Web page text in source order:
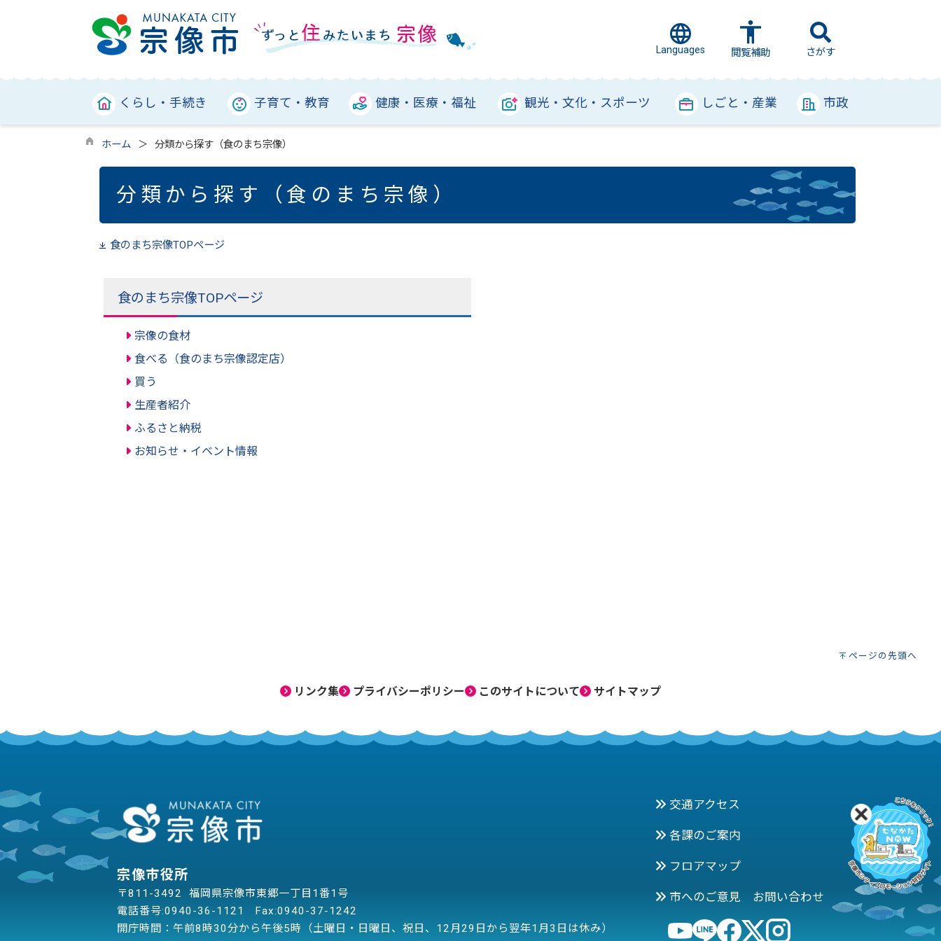
Languages 閲覧補助 さがす
くらし・手続き 子育て・教育 健康・医療・福祉 観光・文化・スポーツ しごと・産業 市政
ホーム 分類から探す（食のまち宗像）
分類から探す（食のまち宗像）
食のまち宗像TOPページ
食のまち宗像TOPページ
宗像の食材
食べる（食のまち宗像認定店）
買う
生産者紹介
ふるさと納税
お知らせ・イベント情報
ページの先頭へ
リンク集 プライバシーポリシー このサイトについて サイトマップ
宗像市役所
〒811-3492 福岡県宗像市東郷一丁目1番1号
電話番号:0940-36-1121
Fax:0940-37-1242
開庁時間：午前8時30分から午後5時（土曜日・日曜日、祝日、12月29日から翌年1月3日は休み）
交通アクセス
各課のご案内
フロアマップ
市へのご意見 お問い合わせ